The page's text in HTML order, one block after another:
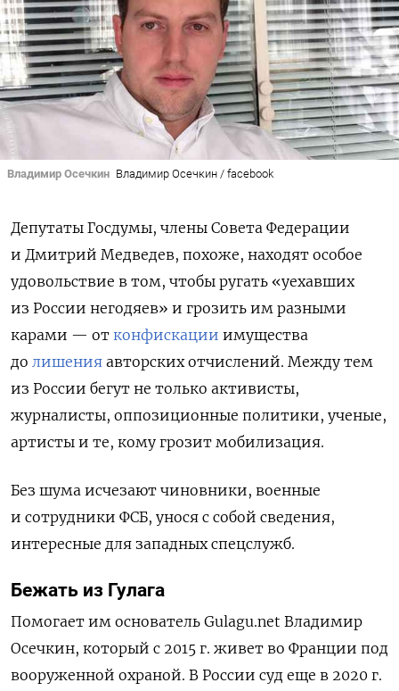
Владимир Осечкин Владимир Осечкин / facebook
Депутаты Госдумы, члены Совета Федерации
и Дмитрий Медведев, похоже, находят особое
удовольствие в том, чтобы ругать «уехавших
из России негодяев» и грозить им разными
карами — от конфискации имущества
до лишения авторских отчислений. Между тем
из России бегут не только активисты,
журналисты, оппозиционные политики, ученые,
артисты и те, кому грозит мобилизация.
Без шума исчезают чиновники, военные
и сотрудники ФСБ, унося с собой сведения,
интересные для западных спецслужб.
Бежать из Гулага
Помогает им основатель Gulagu.net Владимир
Осечкин, который с 2015 г. живет во Франции под
вооруженной охраной. В России суд еще в 2020 г.